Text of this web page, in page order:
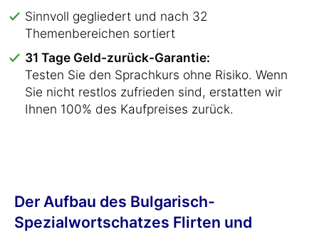
Sinnvoll gegliedert und nach 32
Themenbereichen sortiert
31 Tage Geld-zurück-Garantie:
Testen Sie den Sprachkurs ohne Risiko. Wenn
Sie nicht restlos zufrieden sind, erstatten wir
Ihnen 100% des Kaufpreises zurück.
Der Aufbau des Bulgarisch-
Spezialwortschatzes Flirten und